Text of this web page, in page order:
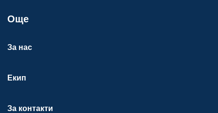
Още
За нас
Екип
За контакти